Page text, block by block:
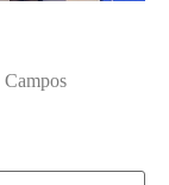
Campos